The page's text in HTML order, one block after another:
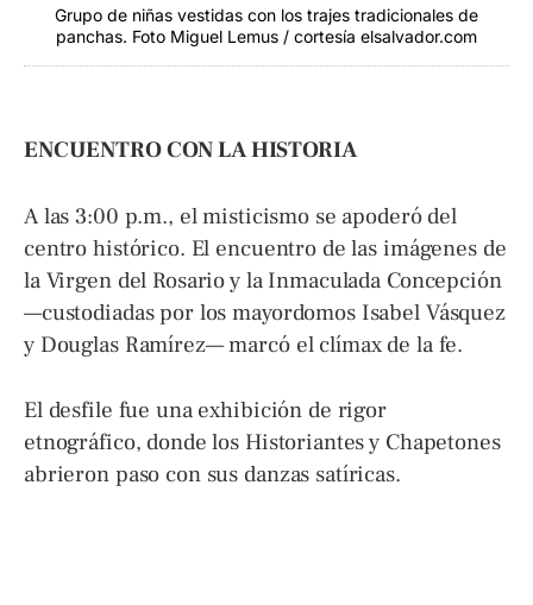
Grupo de niñas vestidas con los trajes tradicionales de
panchas. Foto Miguel Lemus / cortesía elsalvador.com
ENCUENTRO CON LA HISTORIA
A las 3:00 p.m., el misticismo se apoderó del
centro histórico. El encuentro de las imágenes de
la Virgen del Rosario y la Inmaculada Concepción
—custodiadas por los mayordomos Isabel Vásquez
y Douglas Ramírez— marcó el clímax de la fe.
El desfile fue una exhibición de rigor
etnográfico, donde los Historiantes y Chapetones
abrieron paso con sus danzas satíricas.